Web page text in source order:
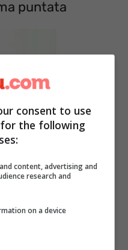
puntata
consent to use
the following
content, advertising and
research and
on a device